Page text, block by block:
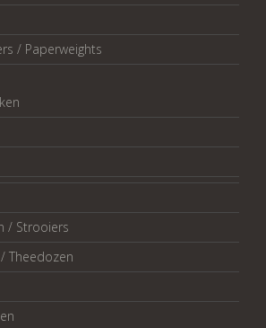
/ Paperweights
/ Strooiers
Theedozen